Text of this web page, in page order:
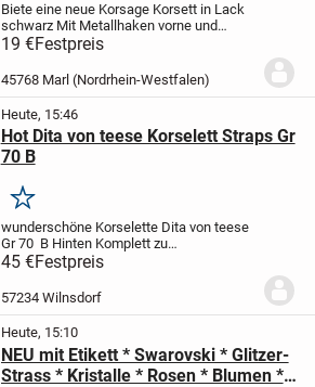
Biete eine neue Korsage Korsett in Lack
schwarz Mit Metallhaken vorne und
Bandschnürung hinter
und Bauchkontrolle
LederGröße XXLAbholung in 45768
19 €Festpreis
45768 Marl (Nordrhein-Westfalen)
Heute, 15:46
Hot Dita von teese Korselett Straps Gr
70 B
Merken
wunderschöne Korselette Dita von teese
Gr 70 B Hinten Komplett zu
öffnen Versand 5€
keine Garantie und Rücknahme oder
Umtausch Nichtraucherhaushalt
45 €Festpreis
57234 Wilnsdorf
Heute, 15:10
NEU mit Etikett * Swarovski * Glitzer-
Strass * Kristalle * Rosen * Blumen *